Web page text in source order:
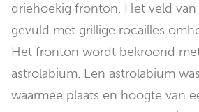
driehoekig fronton. Het veld van
gevuld met grillige rocailles
Het fronton wordt bekroond
astrolabium. Een astrolabium
waarmee plaats en hoogte van